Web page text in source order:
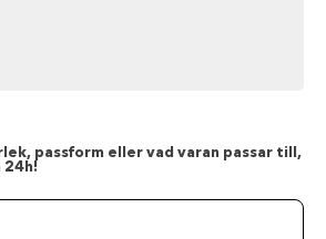
passform eller vad varan passar till,
24h!